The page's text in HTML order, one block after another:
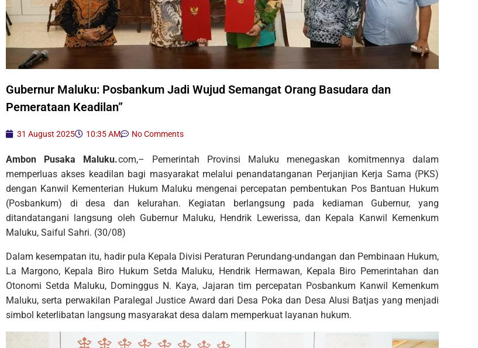
Gubernur Maluku: Posbankum Jadi Wujud Semangat Orang Basudara dan
Pemerataan Keadilan”
31 August 2025 10:35 AM No Comments
Ambon Pusaka Maluku.com,– Pemerintah Provinsi Maluku menegaskan komitmennya dalam
memperluas akses keadilan bagi masyarakat melalui penandatanganan Perjanjian Kerja Sama (PKS)
dengan Kanwil Kementerian Hukum Maluku mengenai percepatan pembentukan Pos Bantuan Hukum
(Posbankum) di desa dan kelurahan. Kegiatan berlangsung pada kediaman Gubernur, yang
ditandatangani langsung oleh Gubernur Maluku, Hendrik Lewerissa, dan Kepala Kanwil Kemenkum
Maluku, Saiful Sahri. (30/08)
Dalam kesempatan itu, hadir pula Kepala Divisi Peraturan Perundang-undangan dan Pembinaan Hukum,
La Margono, Kepala Biro Hukum Setda Maluku, Hendrik Hermawan, Kepala Biro Pemerintahan dan
Otonomi Setda Maluku, Dominggus N. Kaya, Jajaran tim percepatan Posbankum Kanwil Kemenkum
Maluku, serta perwakilan Paralegal Justice Award dari Desa Poka dan Desa Alusi Batjas yang menjadi
simbol keterlibatan langsung masyarakat desa dalam memperkuat layanan hukum.